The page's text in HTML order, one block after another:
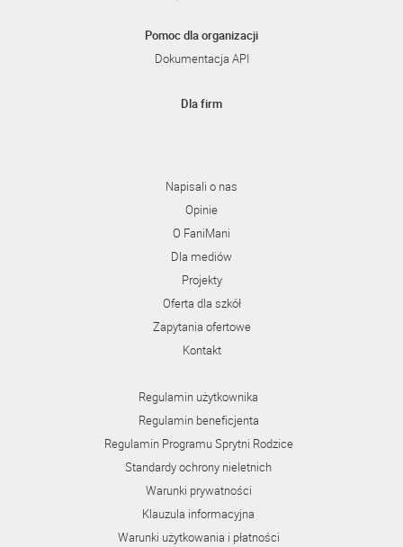
Pomoc dla organizacji
Dokumentacja API
Dla firm
Napisali o nas
Opinie
O FaniMani
Dla mediów
Projekty
Oferta dla szkół
Zapytania ofertowe
Kontakt
Regulamin użytkownika
Regulamin beneficjenta
Regulamin Programu Sprytni Rodzice
Standardy ochrony nieletnich
Warunki prywatności
Klauzula informacyjna
Warunki użytkowania i płatności